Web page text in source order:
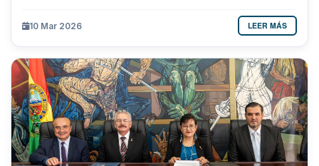
10 Mar 2026 LEER MÁS